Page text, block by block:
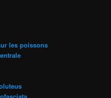
les poissons